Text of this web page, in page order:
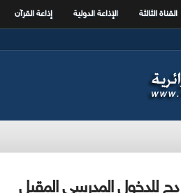
القناة الثالثة الإذاعة الدولية إذاعة القرآن